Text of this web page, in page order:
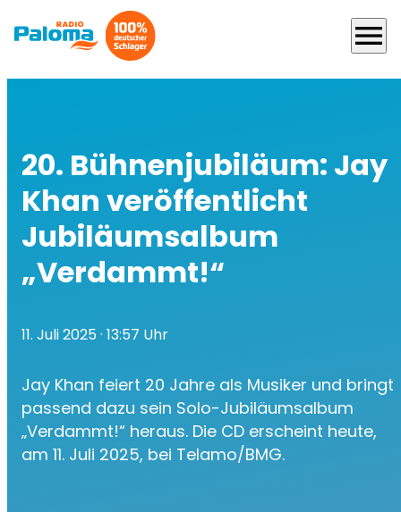
menu
20. Bühnenjubiläum: Jay
Khan veröffentlicht
Jubiläumsalbum
„Verdammt!“
11. Juli 2025· 13:57 Uhr
Jay Khan feiert 20 Jahre als Musiker und bringt
passend dazu sein Solo-Jubiläumsalbum
„Verdammt!“ heraus. Die CD erscheint heute,
am 11. Juli 2025, bei Telamo/BMG.